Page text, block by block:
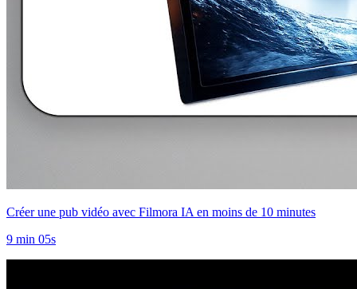
Créer une pub vidéo avec Filmora IA en moins de 10 minutes
9 min 05s